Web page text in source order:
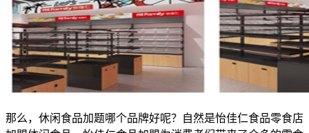
那么，休闲食品加题哪个品牌好呢？自然是怡佳仁食品零食店